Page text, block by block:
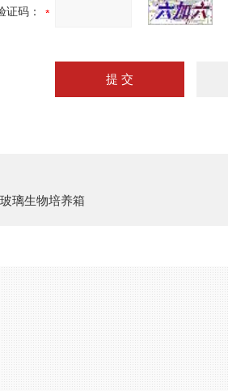
证码：
璃生物培养箱